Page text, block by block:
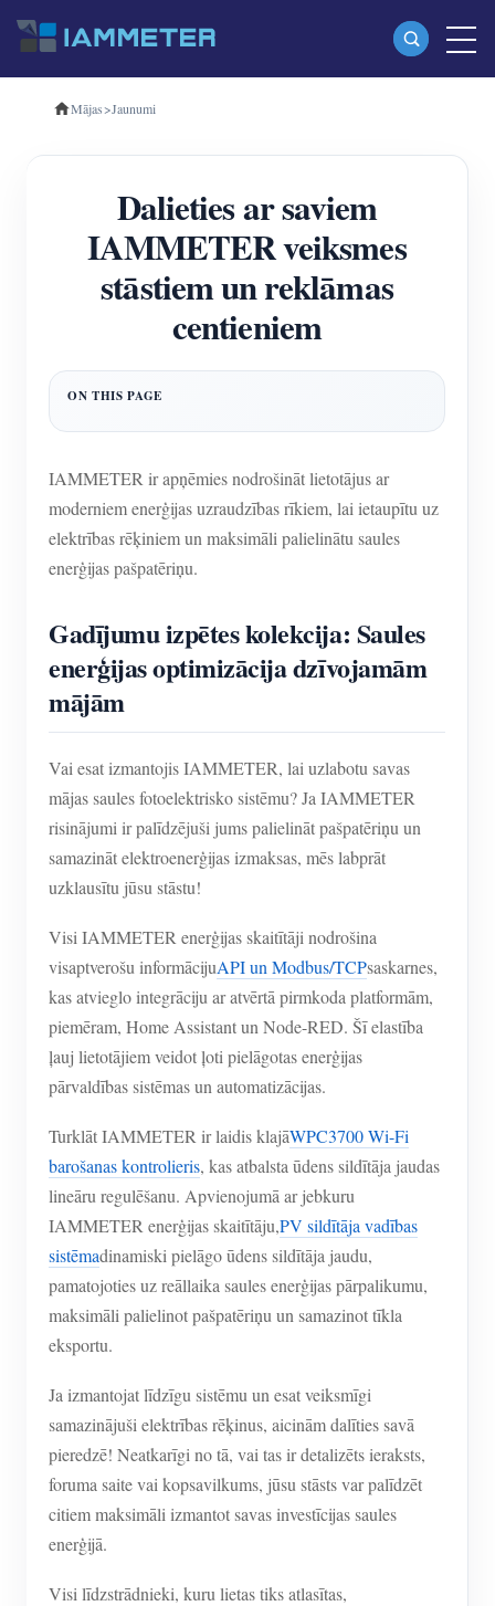
Produkti
Trīsfāzu Wi-Fi enerģijas mērītājs (WEM3080T)
Trīsfāzu Wi-Fi enerģijas mērītājs (WEM3046T)
Trīsfāzu Wi-Fi enerģijas mērītājs (WEM3050T)
WiFi barošanas kontrolieris
IAMMETER Cloud Pro
IAMMETER simulators
Virtuālais skaitītājs
Lietojumprogrammas
Saules PV sistēmas enerģijas monitors
PV sildītāja vadības sistēma
Mājas automatizācija
Rūpnīcas enerģijas uzraudzība
Veikals
Resursi
Produkta īsais ievads
Apmācības video
FAQ
Jaunumi
Blogi
kopiena
Izstrādātājs
Izpētīt
Atlīdzības programma
Sazināties
Mājas>Jaunumi
Dalieties ar saviem
IAMMETER veiksmes
stāstiem un reklāmas
centieniem
IAMMETER ir apņēmies nodrošināt lietotājus ar
moderniem enerģijas uzraudzības rīkiem, lai ietaupītu uz
elektrības rēķiniem un maksimāli palielinātu saules
enerģijas pašpatēriņu.
Gadījumu izpētes kolekcija: Saules
enerģijas optimizācija dzīvojamām
mājām
Vai esat izmantojis IAMMETER, lai uzlabotu savas
mājas saules fotoelektrisko sistēmu? Ja IAMMETER
risinājumi ir palīdzējuši jums palielināt pašpatēriņu un
samazināt elektroenerģijas izmaksas, mēs labprāt
uzklausītu jūsu stāstu!
Visi IAMMETER enerģijas skaitītāji nodrošina
visaptverošu informācijuAPI un Modbus/TCPsaskarnes,
kas atvieglo integrāciju ar atvērtā pirmkoda platformām,
piemēram, Home Assistant un Node-RED. Šī elastība
ļauj lietotājiem veidot ļoti pielāgotas enerģijas
pārvaldības sistēmas un automatizācijas.
Turklāt IAMMETER ir laidis klajāWPC3700 Wi-Fi
barošanas kontrolieris, kas atbalsta ūdens sildītāja jaudas
lineāru regulēšanu. Apvienojumā ar jebkuru
IAMMETER enerģijas skaitītāju,PV sildītāja vadības
sistēmadinamiski pielāgo ūdens sildītāja jaudu,
pamatojoties uz reāllaika saules enerģijas pārpalikumu,
maksimāli palielinot pašpatēriņu un samazinot tīkla
eksportu.
Ja izmantojat līdzīgu sistēmu un esat veiksmīgi
samazinājuši elektrības rēķinus, aicinām dalīties savā
pieredzē! Neatkarīgi no tā, vai tas ir detalizēts ieraksts,
foruma saite vai kopsavilkums, jūsu stāsts var palīdzēt
citiem maksimāli izmantot savas investīcijas saules
enerģijā.
Visi līdzstrādnieki, kuru lietas tiks atlasītas,